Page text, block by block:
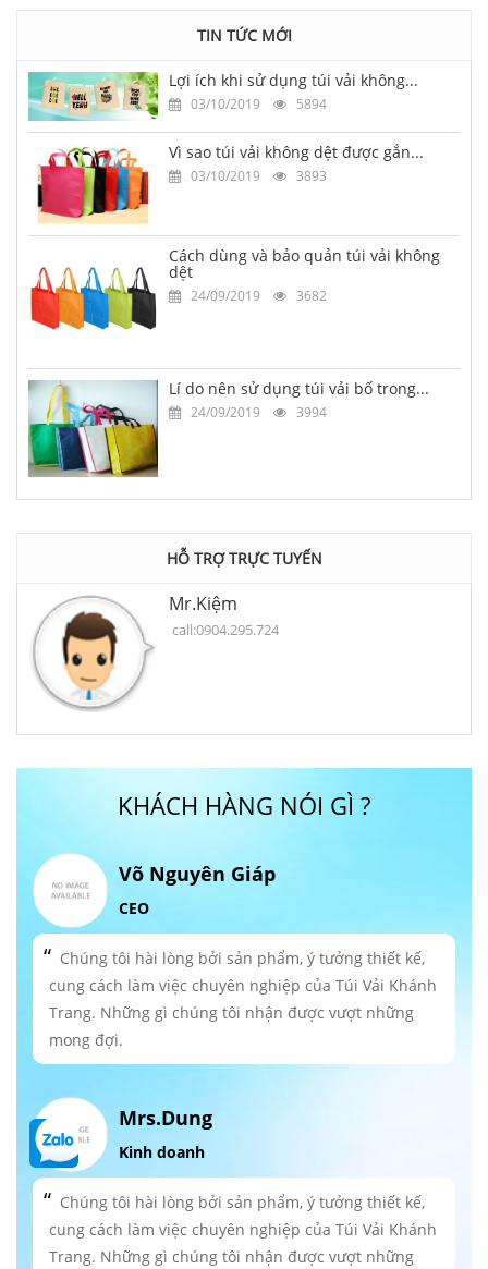
TIN TỨC MỚI
Lợi ích khi sử dụng túi vải không...
03/10/2019 5894
Vì sao túi vải không dệt được gắn...
03/10/2019 3893
Cách dùng và bảo quản túi vải không
dệt
24/09/2019 3682
Lí do nên sử dụng túi vải bố trong...
24/09/2019 3994
HỖ TRỢ TRỰC TUYẾN
Mr.Kiệm
call:0904.295.724
KHÁCH HÀNG NÓI GÌ ?
Võ Nguyên Giáp
CEO
Chúng tôi hài lòng bởi sản phẩm, ý tưởng thiết kế,
cung cách làm việc chuyên nghiệp của Túi Vải Khánh
Trang. Những gì chúng tôi nhận được vượt những
mong đợi.
Mrs.Dung
Kinh doanh
Chúng tôi hài lòng bởi sản phẩm, ý tưởng thiết kế,
cung cách làm việc chuyên nghiệp của Túi Vải Khánh
Trang. Những gì chúng tôi nhận được vượt những